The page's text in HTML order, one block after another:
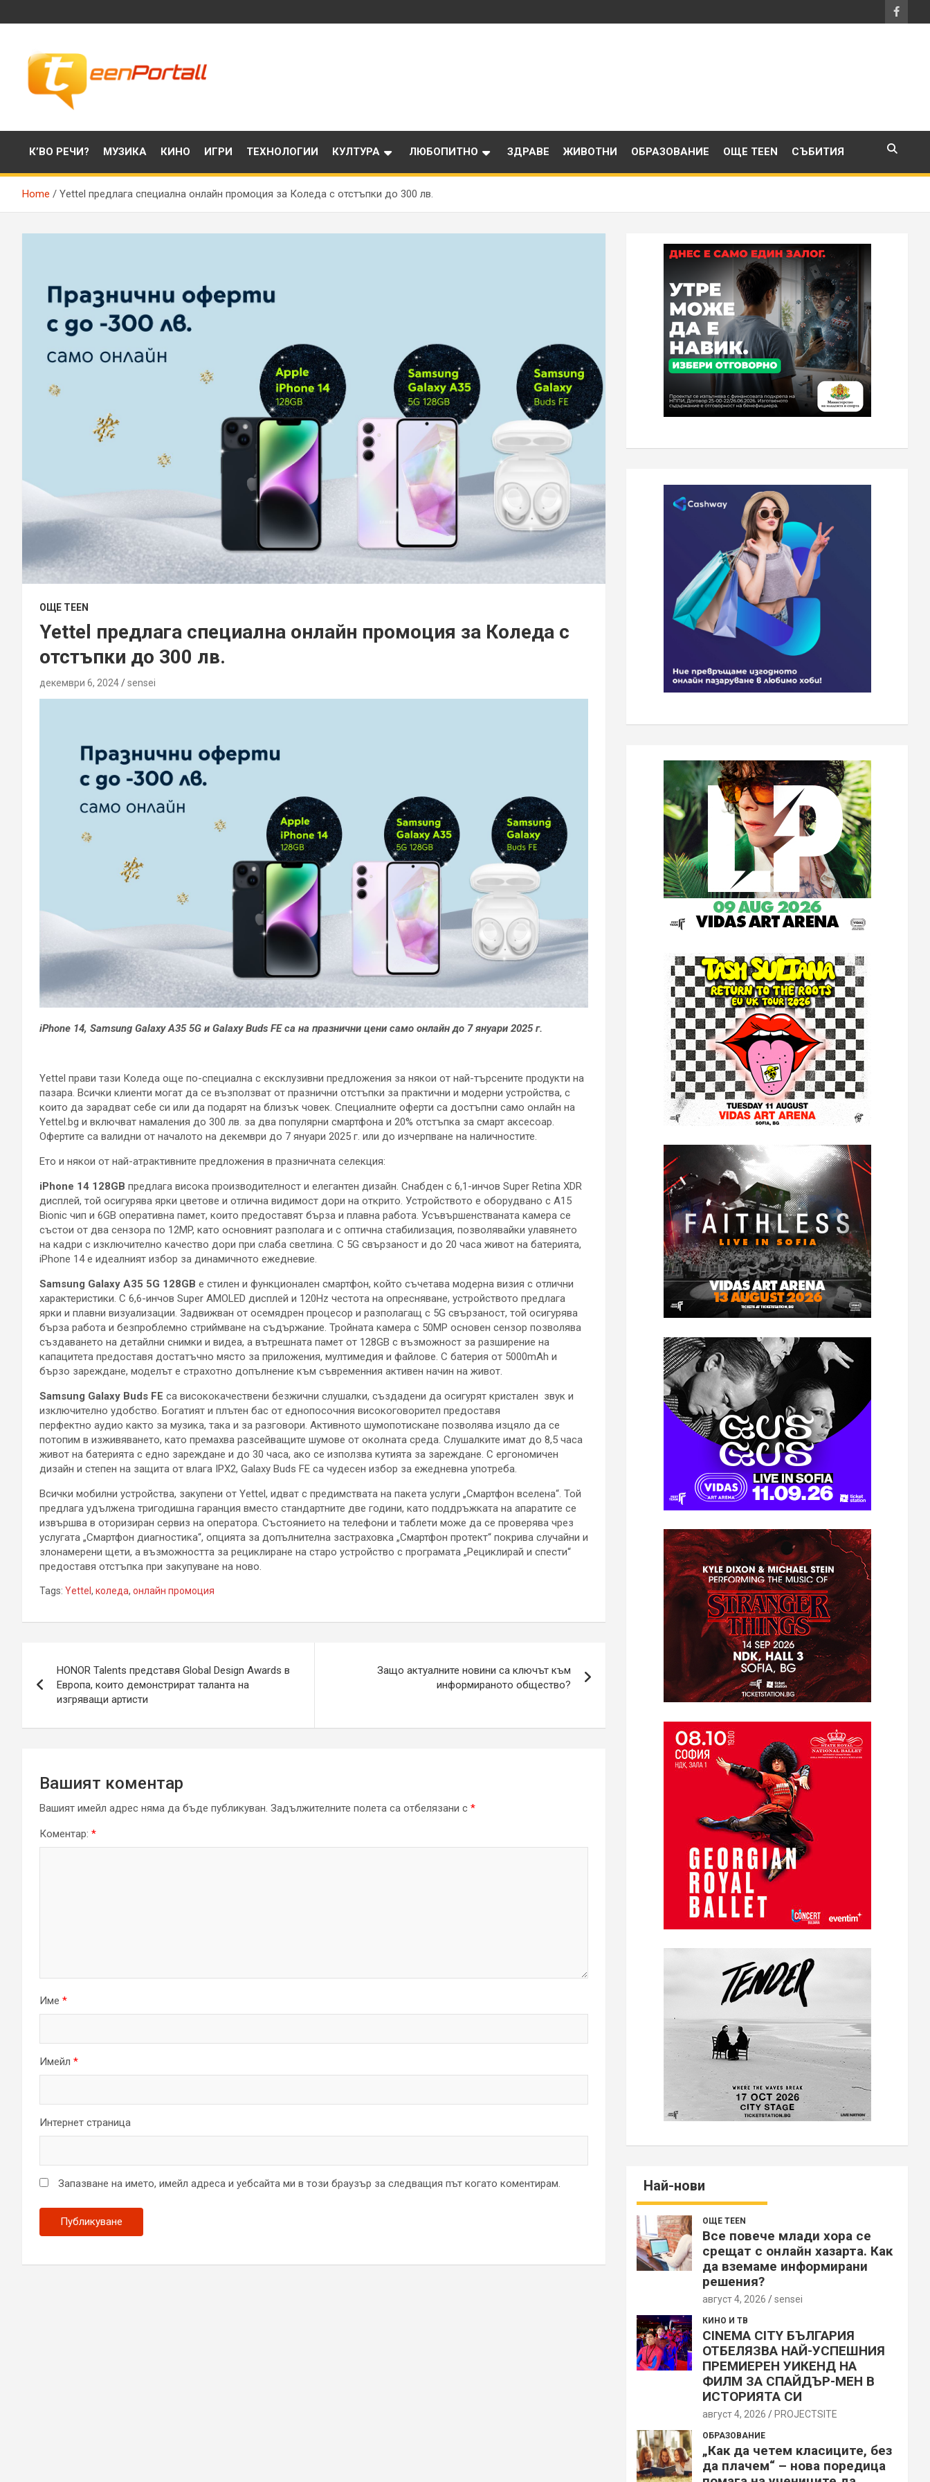
to
TeenPortall
К’ВО РЕЧИ? МУЗИКА КИНО ИГРИ ТЕХНОЛОГИИ КУЛТУРА ЛЮБОПИТНО ЗДРАВЕ ЖИВОТНИ ОБРАЗОВАНИЕ ОЩЕ TEEN СЪБИТИЯ
Home Yettel предлага специална онлайн промоция за Коледа с отстъпки до 300 лв.
ОЩЕ TEEN
Yettel предлага специална онлайн промоция за Коледа с
отстъпки до 300 лв.
декември 6, 2024 sensei
iPhone 14, Samsung Galaxy A35 5G и Galaxy Buds FE са на празнични цени само онлайн до 7 януари 2025 г.
Yettel прави тази Коледа още по-специална с ексклузивни предложения за някои от най-търсените продукти на
пазара. Всички клиенти могат да се възползват от празнични отстъпки за практични и модерни устройства, с
които да зарадват себе си или да подарят на близък човек. Специалните оферти са достъпни само онлайн на
Yettel.bg и включват намаления до 300 лв. за два популярни смартфона и 20% отстъпка за смарт аксесоар.
Офертите са валидни от началото на декември до 7 януари 2025 г. или до изчерпване на наличностите.
Ето и някои от най-атрактивните предложения в празничната селекция:
iPhone 14 128GB предлага висока производителност и елегантен дизайн. Снабден с 6,1-инчов Super Retina XDR
дисплей, той осигурява ярки цветове и отлична видимост дори на открито. Устройството е оборудвано с A15
Bionic чип и 6GB оперативна памет, които предоставят бърза и плавна работа. Усъвършенстваната камера се
състои от два сензора по 12MP, като основният разполага и с оптична стабилизация, позволявайки улавянето
на кадри с изключително качество дори при слаба светлина. С 5G свързаност и до 20 часа живот на батерията,
iPhone 14 е идеалният избор за динамичното ежедневие.
Samsung Galaxy A35 5G 128GB е стилен и функционален смартфон, който съчетава модерна визия с отлични
характеристики. С 6,6-инчов Super AMOLED дисплей и 120Hz честота на опресняване, устройството предлага
ярки и плавни визуализации. Задвижван от осемядрен процесор и разполагащ с 5G свързаност, той осигурява
бърза работа и безпроблемно стриймване на съдържание. Тройната камера с 50MP основен сензор позволява
създаването на детайлни снимки и видеа, а вътрешната памет от 128GB с възможност за разширение на
капацитета предоставя достатъчно място за приложения, мултимедия и файлове. С батерия от 5000mAh и
бързо зареждане, моделът е страхотно допълнение към съвременния активен начин на живот.
Samsung Galaxy Buds FE са висококачествени безжични слушалки, създадени да осигурят кристален звук и
изключително удобство. Богатият и плътен бас от еднопосочния високоговорител предоставя
перфектно аудио както за музика, така и за разговори. Активното шумопотискане позволява изцяло да се
потопим в изживяването, като премахва разсейващите шумове от околната среда. Слушалките имат до 8,5 часа
живот на батерията с едно зареждане и до 30 часа, ако се използва кутията за зареждане. С ергономичен
дизайн и степен на защита от влага IPX2, Galaxy Buds FE са чудесен избор за ежедневна употреба.
Всички мобилни устройства, закупени от Yettel, идват с предимствата на пакета услуги „Смартфон вселена“. Той
предлага удължена тригодишна гаранция вместо стандартните две години, като поддръжката на апаратите се
извършва в оторизиран сервиз на оператора. Състоянието на телефони и таблети може да се проверява чрез
услугата „Смартфон диагностика“, опцията за допълнителна застраховка „Смартфон протект“ покрива случайни и
злонамерени щети, а възможността за рециклиране на старо устройство с програмата „Рециклирай и спести“
предоставя отстъпка при закупуване на ново.
Tags: Yettel , коледа, онлайн промоция
HONOR Talents представя Global Design Awards в
Европа, които демонстрират таланта на
изгряващи артисти
Защо актуалните новини са ключът към
информираното общество?
Вашият коментар
Вашият имейл адрес няма да бъде публикуван. Задължителните полета са отбелязани с *
Коментар: *
Име *
Имейл *
Интернет страница
Запазване на името, имейл адреса и уебсайта ми в този браузър за следващия път когато коментирам. Най-нови
ОЩЕ TEEN
Все повече млади хора се
срещат с онлайн хазарта. Как
да вземаме информирани
решения?
август 4, 2026 sensei
КИНО И ТВ
CINEMA CITY БЪЛГАРИЯ
ОТБЕЛЯЗВА НАЙ-УСПЕШНИЯ
ПРЕМИЕРЕН УИКЕНД НА
ФИЛМ ЗА СПАЙДЪР-МЕН В
ИСТОРИЯТА СИ
август 4, 2026 PROJECTSITЕ
ОБРАЗОВАНИЕ
„Как да четем класиците, без
да плачем“ – нова поредица